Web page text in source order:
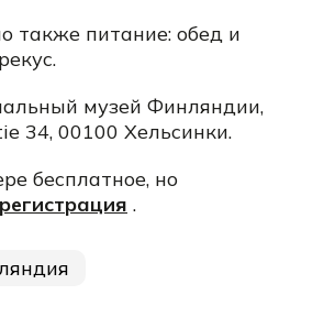
также питание: обед и
музей Финляндии,
34, 00100 Хельсинки.
бесплатное, но
регистрация .